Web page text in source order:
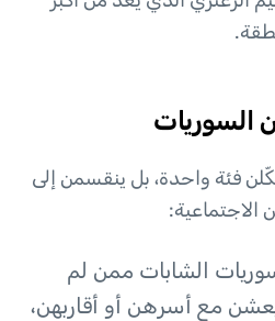
السوريات
فئة واحدة، بل ينقسمن إلى
الاجتماعية:
الشابات ممن لم
مع أسرهن أو أقاربهن،